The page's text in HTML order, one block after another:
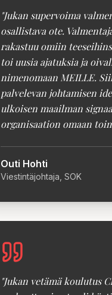
"Jukan supervoima
osallistava ote.
rakastuu omiin
toi uusia ajatuksia ja
nimenomaan MEILLE.
palvelevan johtamisen
ulkoisen maailman
organisaation omaan
Outi Hohti
Viestintäjohtaja, SOK
"Jukan vetämä koulutus